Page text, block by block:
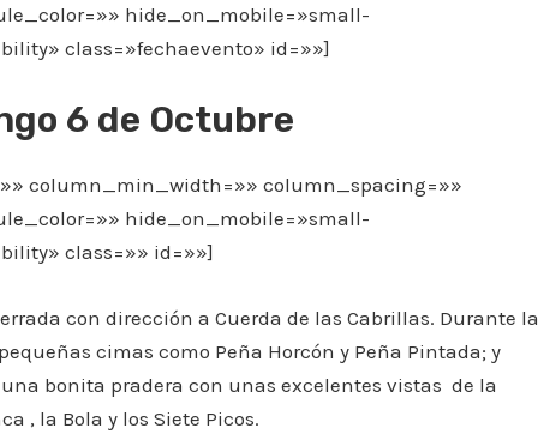
hide_on_mobile=»small-
class=»fechaevento» id=»»]
6 de Octubre
column_min_width=»» column_spacing=»»
hide_on_mobile=»small-
class=»» id=»»]
con dirección a Cuerda de las Cabrillas. Durante la
cimas como Peña Horcón y Peña Pintada; y
bonita pradera con unas excelentes vistas de la
, la Bola y los Siete Picos.